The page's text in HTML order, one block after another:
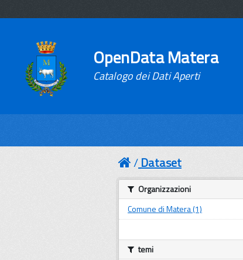
OpenData Matera
Catalogo dei Dati Aperti
Dataset
Organizzazioni
Comune di Matera (1)
temi